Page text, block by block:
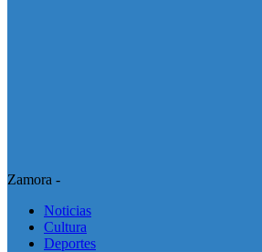
Zamora -
Noticias
Cultura
Deportes